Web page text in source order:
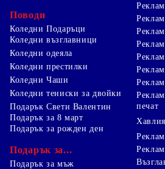
Поводи
Коледни Подаръци
Коледни възглавници
Коледни одеяла
Коледни престилки
Коледни Чаши
Коледни тениски за двойки
Подарък Свети Валентин
Подарък за 8 март
Подарък за рожден ден
Подарък за...
Подарък за мъж
печат